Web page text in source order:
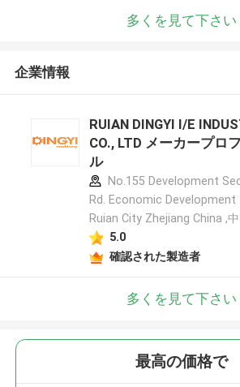
多くを見て下さい
企業情報
RUIAN DINGYI I/E
CO., LTD メーカープロ
ル
No.155 Development
Rd. Economic Development
Ruian City Zhejiang China ,中
5.0
確認された製造者
多くを見て下さい
最高の価格で